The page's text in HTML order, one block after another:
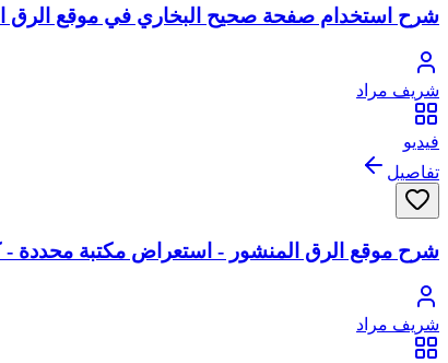
شرح استخدام صفحة صحيح البخاري في موقع الرق
شريف مراد
فيديو
تفاصيل
شرح موقع الرق المنشور - استعراض مكتبة محددة -
شريف مراد